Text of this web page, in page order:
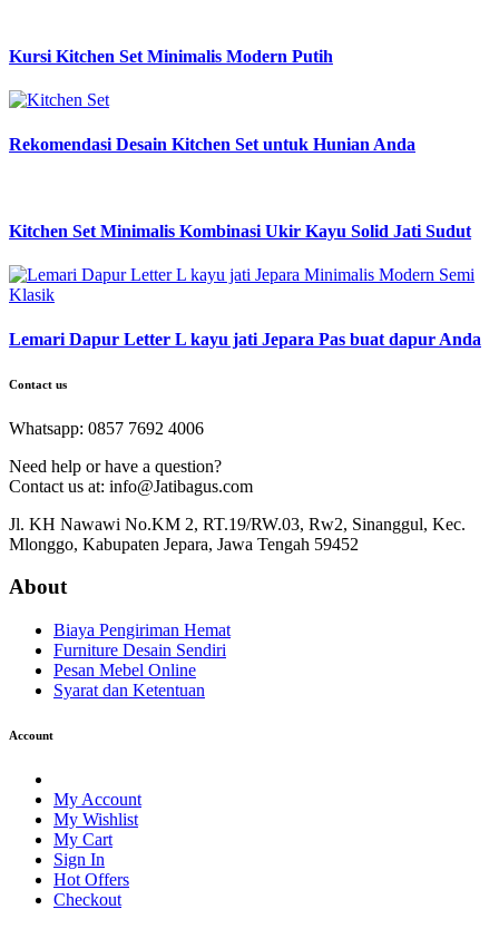
Kursi Kitchen Set Minimalis Modern Putih
Rekomendasi Desain Kitchen Set untuk Hunian Anda
Kitchen Set Minimalis Kombinasi Ukir Kayu Solid Jati Sudut
Lemari Dapur Letter L kayu jati Jepara Pas buat dapur Anda
Contact us
Whatsapp: 0857 7692 4006
Need help or have a question?
Contact us at: info@Jatibagus.com
Jl. KH Nawawi No.KM 2, RT.19/RW.03, Rw2, Sinanggul, Kec.
Mlonggo, Kabupaten Jepara, Jawa Tengah 59452
About
Biaya Pengiriman Hemat
Furniture Desain Sendiri
Pesan Mebel Online
Syarat dan Ketentuan
Account
My Account
My Wishlist
My Cart
Sign In
Hot Offers
Checkout